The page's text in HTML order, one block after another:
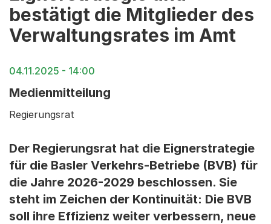
bestätigt die Mitglieder des
Verwaltungsrates im Amt
04.11.2025 - 14:00
Medienmitteilung
Regierungsrat
Der Regierungsrat hat die Eignerstrategie
für die Basler Verkehrs-Betriebe (BVB) für
die Jahre 2026-2029 beschlossen. Sie
steht im Zeichen der Kontinuität: Die BVB
soll ihre Effizienz weiter verbessern, neue